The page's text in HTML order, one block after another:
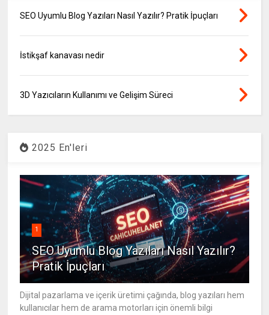
SEO Uyumlu Blog Yazıları Nasıl Yazılır? Pratik İpuçları
İstikşaf kanavası nedir
3D Yazıcıların Kullanımı ve Gelişim Süreci
2025 En'leri
1
SEO Uyumlu Blog Yazıları Nasıl Yazılır?
Pratik İpuçları
Dijital pazarlama ve içerik üretimi çağında, blog yazıları hem
kullanıcılar hem de arama motorları için önemli bilgi